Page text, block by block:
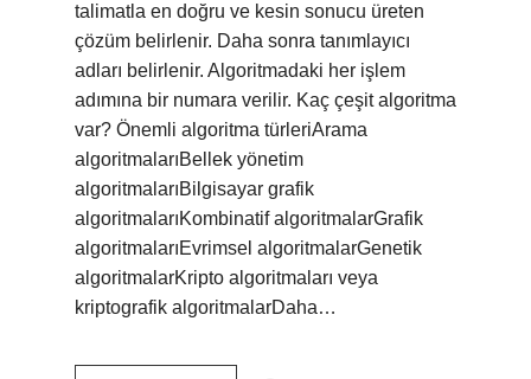
talimatla en doğru ve kesin sonucu üreten
çözüm belirlenir. Daha sonra tanımlayıcı
adları belirlenir. Algoritmadaki her işlem
adımına bir numara verilir. Kaç çeşit algoritma
var? Önemli algoritma türleriArama
algoritmalarıBellek yönetim
algoritmalarıBilgisayar grafik
algoritmalarıKombinatif algoritmalarGrafik
algoritmalarıEvrimsel algoritmalarGenetik
algoritmalarKripto algoritmaları veya
kriptografik algoritmalarDaha…